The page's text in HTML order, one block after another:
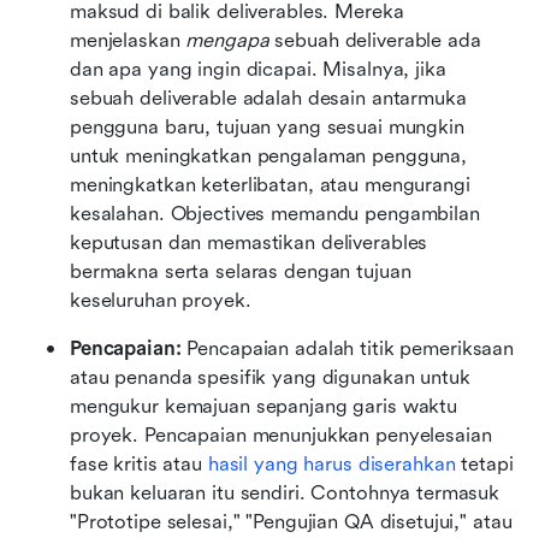
maksud di balik deliverables. Mereka
menjelaskan mengapa sebuah deliverable ada
dan apa yang ingin dicapai. Misalnya, jika
sebuah deliverable adalah desain antarmuka
pengguna baru, tujuan yang sesuai mungkin
untuk meningkatkan pengalaman pengguna,
meningkatkan keterlibatan, atau mengurangi
kesalahan. Objectives memandu pengambilan
keputusan dan memastikan deliverables
bermakna serta selaras dengan tujuan
keseluruhan proyek.
Pencapaian: Pencapaian adalah titik pemeriksaan
atau penanda spesifik yang digunakan untuk
mengukur kemajuan sepanjang garis waktu
proyek. Pencapaian menunjukkan penyelesaian
fase kritis atau hasil yang harus diserahkan tetapi
bukan keluaran itu sendiri. Contohnya termasuk
"Prototipe selesai," "Pengujian QA disetujui," atau